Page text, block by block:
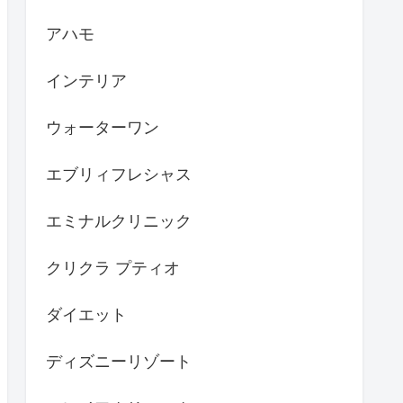
アハモ
インテリア
ウォーターワン
エブリィフレシャス
エミナルクリニック
クリクラ プティオ
ダイエット
ディズニーリゾート